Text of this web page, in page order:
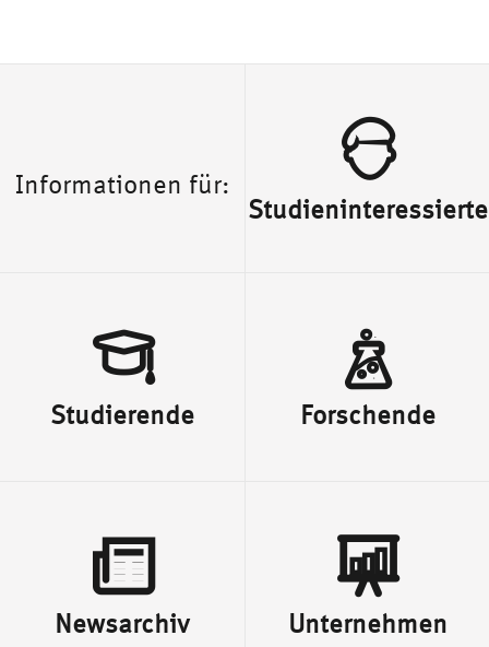
Informationen für:
Studien­interessierte
Studierende Forschende
Newsarchiv Unternehmen